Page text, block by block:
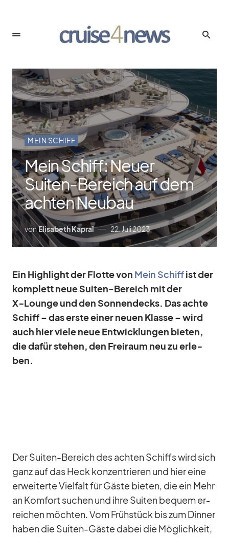
MEIN SCHIFF
Mein Schiff: Neuer
Suiten-Bereich auf dem
achten Neubau
von Elisabeth Kapral 22. Juli 2023
Ein High­light der Flotte von Mein Schiffist der
kom­plett neue Sui­ten-Be­reich mit der
X‑Lounge und den Son­nen­decks. Das achte
Schiff – das erste ei­ner neuen Klasse – wird
auch hier viele neue Ent­wick­lun­gen bie­ten,
die da­für ste­hen, den Frei­raum neu zu er­le­
ben.
Der Sui­ten-Be­reich des ach­ten Schiffs wird sich
ganz auf das Heck kon­zen­trie­ren und hier eine
er­wei­terte Viel­falt für Gäste bie­ten, die ein Mehr
an Kom­fort su­chen und ihre Sui­ten be­quem er­
rei­chen möch­ten. Vom Früh­stück bis zum Din­ner
ha­ben die Sui­ten-Gäste da­bei die Mög­lich­keit,